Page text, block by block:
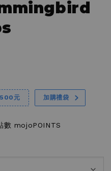
元 加購禮袋
數 mojoPOINTS